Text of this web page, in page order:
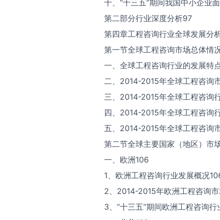
十、“十三五”期间我国中小企业
第二部分行业深度分析97
第四章工程咨询行业全球发展分
第一节全球工程咨询市场总体情
一、全球工程咨询行业的发展特
二、2014-2015年全球工程咨询
三、2014-2015年全球工程咨询
四、2014-2015年全球工程咨询
五、2014-2015年全球工程咨询
第二节全球主要国家（地区）市
一、欧洲106
1、欧洲工程咨询行业发展概况
2、2014-2015年欧洲工程咨询
3、“十三五”期间欧洲工程咨询